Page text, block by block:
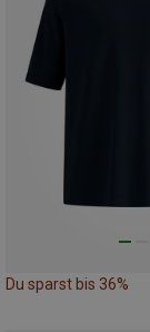
Du sparst bis 36%